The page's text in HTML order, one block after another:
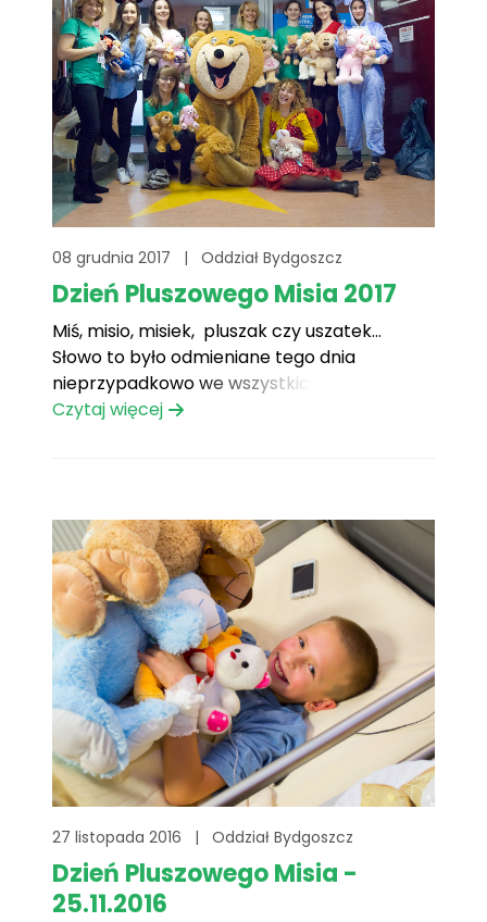
08 grudnia 2017 | Oddział Bydgoszcz
Dzień Pluszowego Misia 2017
Miś, misio, misiek, pluszak czy uszatek…
Słowo to było odmieniane tego dnia
nieprzypadkowo we wszystkich możliwych
konfiguracjach. Cóż to był za dzień
Czytaj więcej
27 listopada 2016 | Oddział Bydgoszcz
Dzień Pluszowego Misia -
25.11.2016